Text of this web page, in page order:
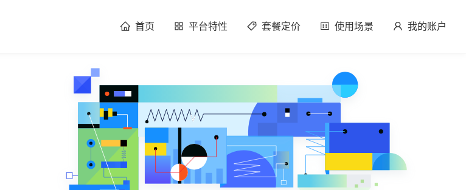
首页 平台特性 套餐定价 使用场景 我的账户